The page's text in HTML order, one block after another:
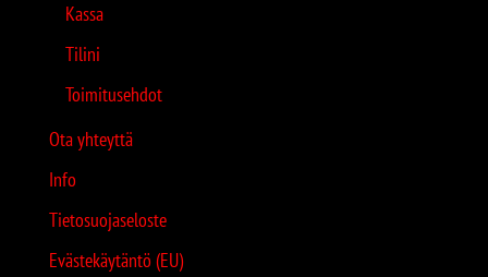
Kassa
Tilini
Toimitusehdot
Ota yhteyttä
Info
Tietosuojaseloste
Evästekäytäntö (EU)